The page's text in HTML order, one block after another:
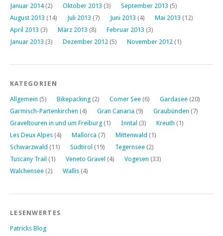
Januar 2014(2) Oktober 2013 (3) September 2013 (5)
August 2013 (14) Juli 2013 (7) Juni 2013 (4) Mai 2013 (12)
April 2013 (3) März 2013 (8) Februar 2013 (3)
Januar 2013 (3) Dezember 2012 (5) November 2012 (1)
KATEGORIEN
Allgemein (5) Bikepacking (2) Comer See (6) Gardasee (20)
Garmisch-Partenkirchen (4) Gran Canaria (9) Graubünden (7)
Graveltouren in und um Freiburg (1) Inntal (3) Kreuth (1)
Les Deux Alpes (4) Mallorca (7) Mittenwald (1)
Schwarzwald (11) Südtirol (19) Tegernsee (2)
Tuscany Trail (1) Veneto Gravel (4) Vogesen (33)
Walchensee (2) Wallis (4)
LESENWERTES
Patricks Blog